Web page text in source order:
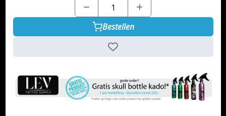
Bestellen